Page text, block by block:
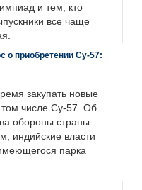
и тем, кто
все чаще
о приобретении Су-57:
закупать новые
том числе Су-57. Об
обороны страны
индийские власти
парка